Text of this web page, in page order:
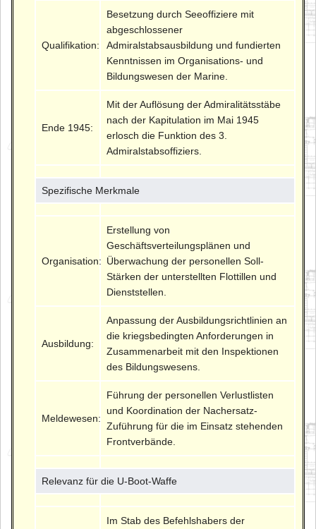
Qualifikation:
Besetzung durch Seeoffiziere mit
abgeschlossener
Admiralstabsausbildung und fundierten
Kenntnissen im Organisations- und
Bildungswesen der Marine.
Ende 1945:
Mit der Auflösung der Admiralitätsstäbe
nach der Kapitulation im Mai 1945
erlosch die Funktion des 3.
Admiralstabsoffiziers.
Spezifische Merkmale
Organisation:
Erstellung von
Geschäftsverteilungsplänen und
Überwachung der personellen Soll-
Stärken der unterstellten Flottillen und
Dienststellen.
Ausbildung:
Anpassung der Ausbildungsrichtlinien an
die kriegsbedingten Anforderungen in
Zusammenarbeit mit den Inspektionen
des Bildungswesens.
Meldewesen:
Führung der personellen Verlustlisten
und Koordination der Nachersatz-
Zuführung für die im Einsatz stehenden
Frontverbände.
Relevanz für die U-Boot-Waffe
Im Stab des Befehlshabers der